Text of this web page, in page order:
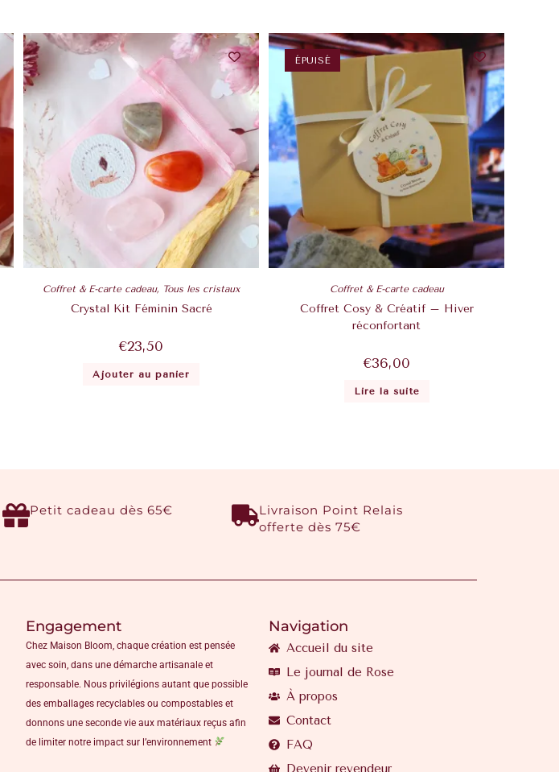
Coffret & E-carte cadeau, Tous les cristaux
Crystal Kit Féminin Sacré
€23,50
Ajouter au panier
ÉPUISÉ
Coffret & E-carte cadeau
Coffret Cosy & Créatif – Hiver
réconfortant
€36,00
Lire la suite
Petit cadeau dès 65€
Livraison Point Relais
offerte dès 75€
Engagement
Chez Maison Bloom, chaque création est pensée
avec soin, dans une démarche artisanale et
responsable. Nous privilégions autant que possible
des emballages recyclables ou compostables et
donnons une seconde vie aux matériaux reçus afin
de limiter notre impact sur l’environnement
Navigation
Accueil du site
Le journal de Rose
À propos
Contact
FAQ
Devenir revendeur